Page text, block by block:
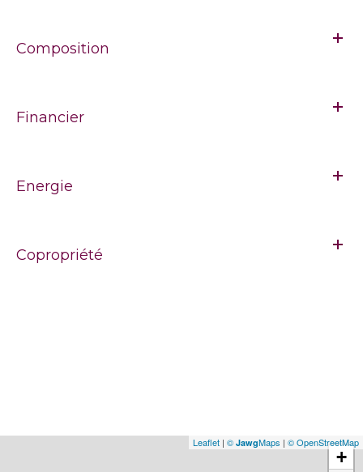
Composition
Financier
Energie
Copropriété
+
Leaflet | © JawgMaps | © OpenStreetMap